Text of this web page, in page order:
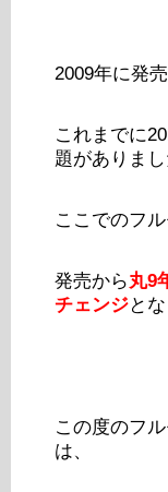
2009年に発
これまでに
題がありまし
ここでのフ
発売から丸9
チェンジと
この度のフ
は、